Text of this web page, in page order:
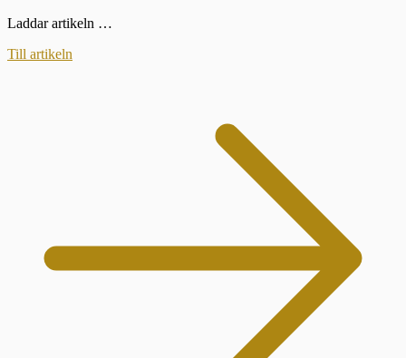
Laddar artikeln …
Till artikeln